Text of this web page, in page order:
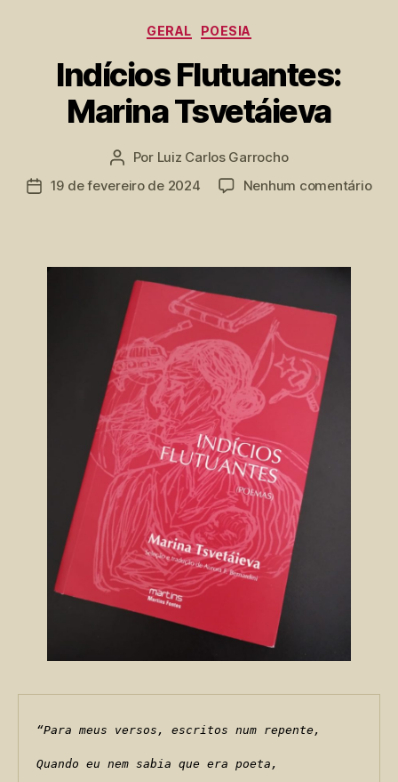
Categorias
GERAL POESIA
Indícios Flutuantes:
Marina Tsvetáieva
Autor
do
Por Luiz Carlos Garrocho
Data19 de fevereiro de 2024 Nenhum comentárioem
“Para meus versos, escritos num repente,
Quando eu nem sabia que era poeta,